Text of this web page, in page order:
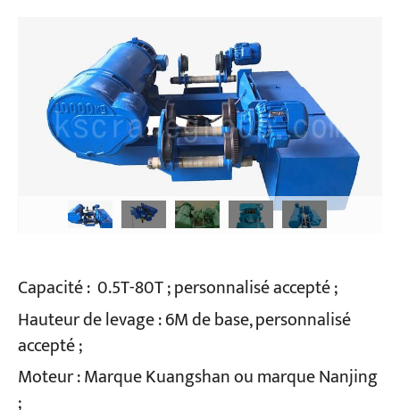
Capacité : 0.5T-80T ; personnalisé accepté ;
Hauteur de levage :6M de base, personnalisé
accepté ;
Moteur :Marque Kuangshan ou marque Nanjing
;